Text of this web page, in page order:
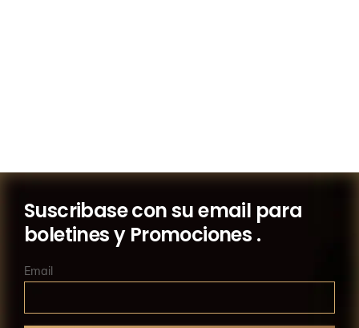
Suscribase con su email para
boletines y Promociones .
Email